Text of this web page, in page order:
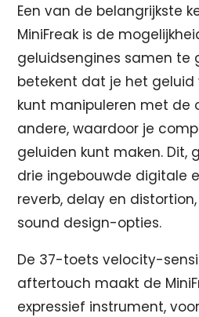
Een van de belangrijkste
MiniFreak is de
geluidsengines samen te
betekent dat je het
kunt manipuleren met de
andere, waardoor je
geluiden kunt maken. Dit,
drie ingebouwde digitale
reverb, delay en
sound design-opties.
De 37-toets velocity-
aftertouch maakt de
expressief instrument,